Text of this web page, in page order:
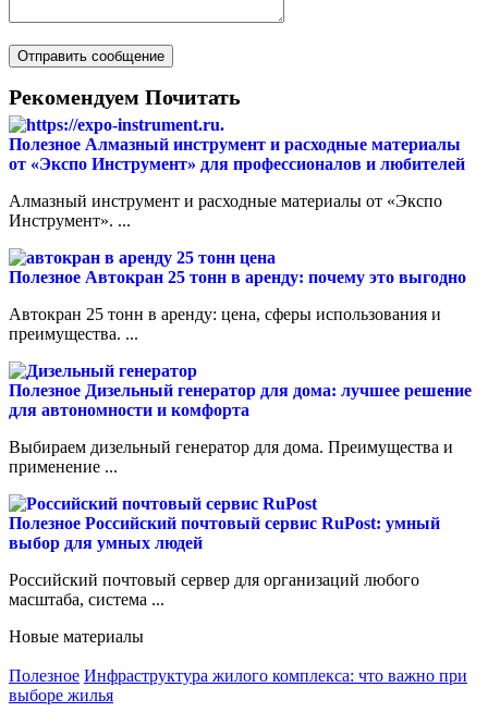
Рекомендуем Почитать
Полезное Алмазный инструмент и расходные материалы
от «Экспо Инструмент» для профессионалов и любителей
Алмазный инструмент и расходные материалы от «Экспо
Инструмент». ...
Полезное Автокран 25 тонн в аренду: почему это выгодно
Автокран 25 тонн в аренду: цена, сферы использования и
преимущества. ...
Полезное Дизельный генератор для дома: лучшее решение
для автономности и комфорта
Выбираем дизельный генератор для дома. Преимущества и
применение ...
Полезное Российский почтовый сервис RuPost: умный
выбор для умных людей
Российский почтовый сервер для организаций любого
масштаба, система ...
Новые материалы
Полезное Инфраструктура жилого комплекса: что важно при
выборе жилья